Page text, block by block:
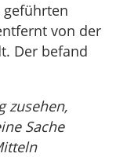
von der
Der befand
zusehen,
Sache